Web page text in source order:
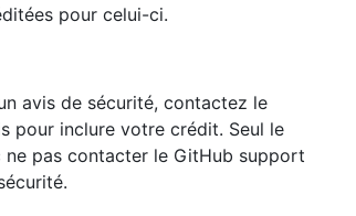
pour celui-ci.
avis de sécurité, contactez le
pour inclure votre crédit. Seul le
ne pas contacter le GitHub support